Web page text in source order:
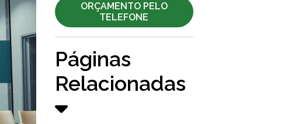
ORÇAMENTO PELO
TELEFONE
Páginas
Relacionadas